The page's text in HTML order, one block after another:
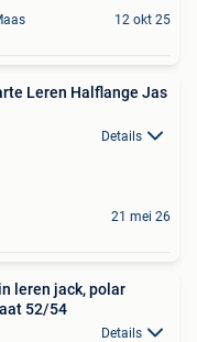
12 okt 25
Leren Halflange Jas
Details
21 mei 26
leren jack, polar
52/54
Details